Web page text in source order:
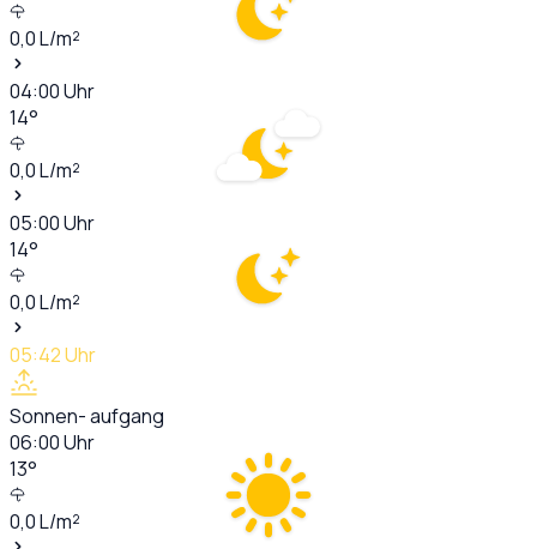
0,0L/m²
04:00Uhr
14°
0,0L/m²
05:00Uhr
14°
0,0L/m²
05:42Uhr
Sonnen- aufgang
06:00Uhr
13°
0,0L/m²